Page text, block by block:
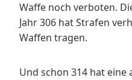
Waffe noch verboten.
Jahr 306 hat Strafen
Waffen tragen.
Und schon 314 hat eine